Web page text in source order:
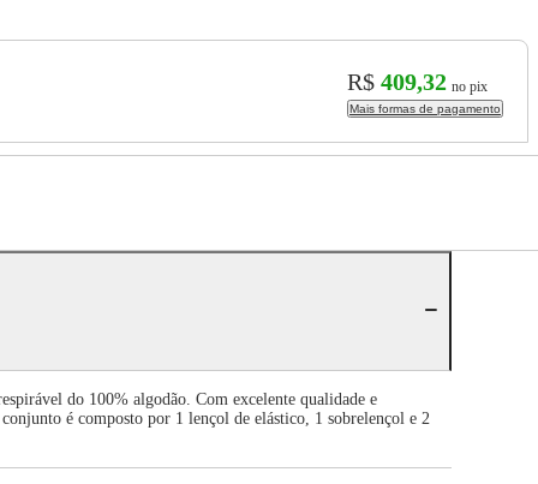
R$ 409,32 no pix
Mais formas de pagamento
do 100% algodão. Com excelente qualidade e
é composto por 1 lençol de elástico, 1 sobrelençol e 2